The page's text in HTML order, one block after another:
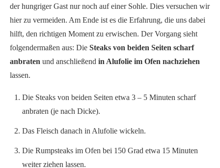
der hungriger Gast nur noch auf einer Sohle. Dies versuchen wir
hier zu vermeiden. Am Ende ist es die Erfahrung, die uns dabei
hilft, den richtigen Moment zu erwischen. Der Vorgang sieht
folgendermaßen aus: Die Steaks von beiden Seiten scharf
anbraten und anschließend in Alufolie im Ofen nachziehen
lassen.
Die Steaks von beiden Seiten etwa 3 – 5 Minuten scharf
anbraten (je nach Dicke).
Das Fleisch danach in Alufolie wickeln.
Die Rumpsteaks im Ofen bei 150 Grad etwa 15 Minuten
weiter ziehen lassen.